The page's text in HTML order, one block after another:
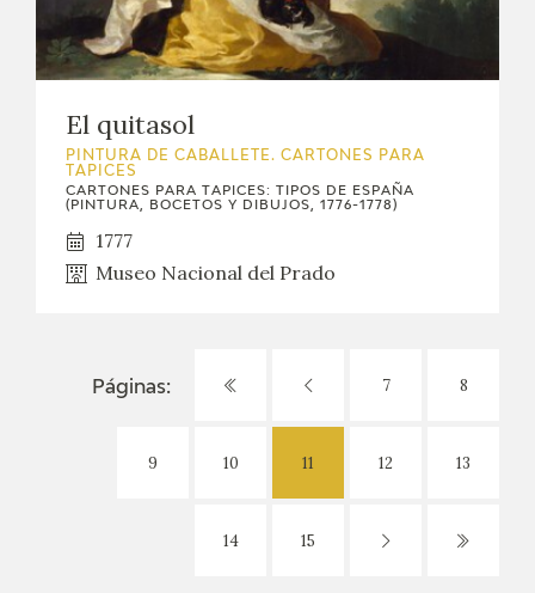
El quitasol
PINTURA DE CABALLETE. CARTONES PARA
TAPICES
CARTONES PARA TAPICES: TIPOS DE ESPAÑA
(PINTURA, BOCETOS Y DIBUJOS, 1776-1778)
1777
Museo Nacional del Prado
Páginas: 7 8
9 10 11 12 13
14 15